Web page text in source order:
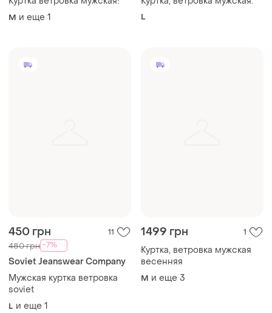
M и еще 1 L
450 грн 11
480 грн -7%
Soviet Jeanswear Company
Мужская куртка ветровка
soviet
L и еще 1
1499 грн 1
Куртка, ветровка мужская
весенняя
M и еще 3